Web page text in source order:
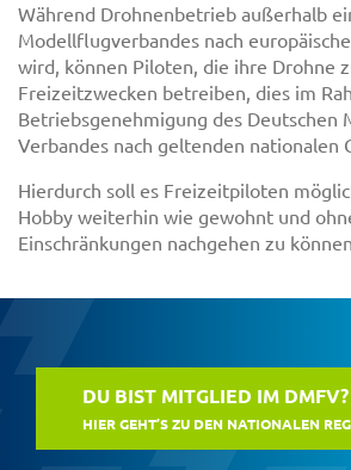
Während Drohnenbetrieb außerhalb
Modellflugverbandes nach
wird, können Piloten, die ihre Drohne
Freizeitzwecken betreiben, dies im
Betriebsgenehmigung des Deutschen
Verbandes nach geltenden nationalen
Hierdurch soll es Freizeitpiloten
Hobby weiterhin wie gewohnt und
Einschränkungen nachgehen zu
DU BIST MITGLIED IM DMFV?
HIER GEHT’S ZU DEN NATIONALEN